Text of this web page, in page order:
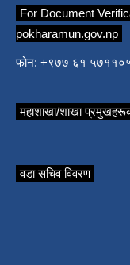
For Document
pokharamun.gov.np
फोन: +९७७ ६१
महाशाखा/शाखा
वडा सचिव विवरण